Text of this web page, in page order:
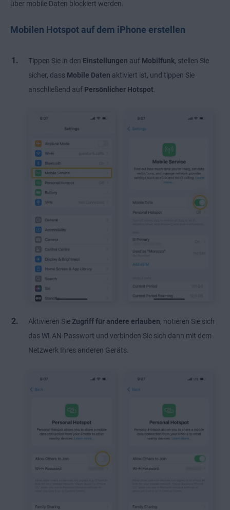
über mobile Daten blockiert werden.
Mobilen Hotspot auf dem iPhone erstellen
Tippen Sie in den Einstellungen auf Mobilfunk , stellen Sie
sicher, dass Mobile Daten aktiviert ist, und tippen Sie
anschließend auf Persönlicher Hotspot
Aktivieren Sie Zugriff für andere erlauben , notieren Sie sich
das WLAN-Passwort und verbinden Sie sich dann mit dem
Netzwerk Ihres anderen Geräts.